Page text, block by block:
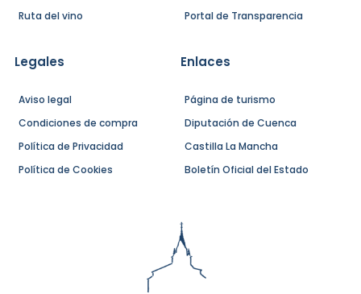
Ruta del vino
Portal de Transparencia
Legales
Aviso legal
Condiciones de compra
Política de Privacidad
Política de Cookies
Enlaces
Página de turismo
Diputación de Cuenca
Castilla La Mancha
Boletín Oficial del Estado